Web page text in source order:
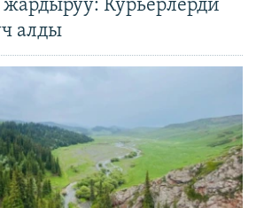
Курьерлерди
алды